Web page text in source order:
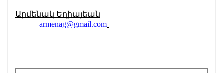
Արմենակ Եղիայեան
armenag@gmail.com